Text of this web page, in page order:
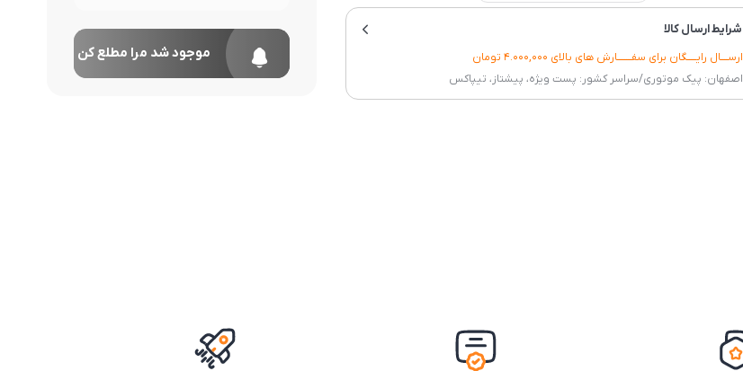
شرایط ارسال کالا
ارســــال رایـــــگان برای سفــــــــارش های بالای 4.000,000 تومان
اصفهان: پیک موتوری/سراسر کشور: پست ویژه، پیشتاز، تیپاکس
موجود شد مرا مطلع کن